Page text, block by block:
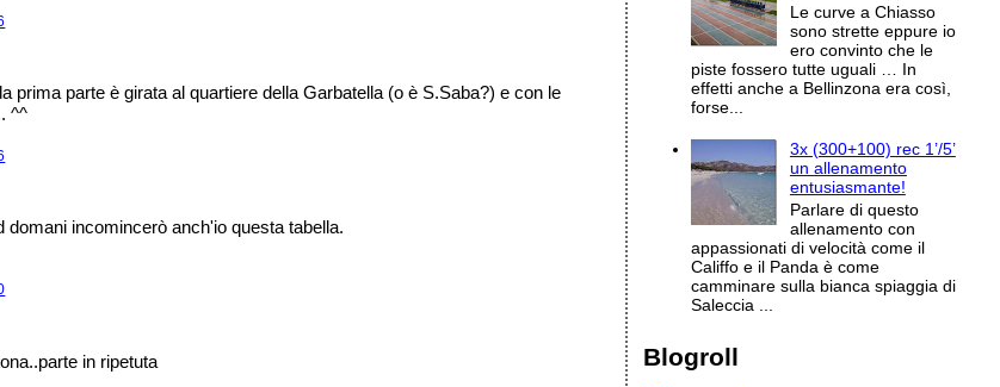
prima parte è girata al quartiere della Garbatella (o è S.Saba?) e con le
^^
domani incomincerò anch'io questa tabella.
in ripetuta
Le curve a Chiasso
sono strette eppure io
ero convinto che le
piste fossero tutte uguali … In
effetti anche a Bellinzona era così,
forse...
3x (300+100) rec 1’/5’
un allenamento
entusiasmante!
Parlare di questo
allenamento con
appassionati di velocità come il
Califfo e il Panda è come
camminare sulla bianca spiaggia di
Saleccia ...
Blogroll